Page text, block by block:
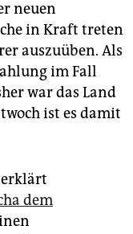
neuen
in Kraft treten
auszuüben. Als
im Fall
war das Land
ist es damit
erklärt
dem